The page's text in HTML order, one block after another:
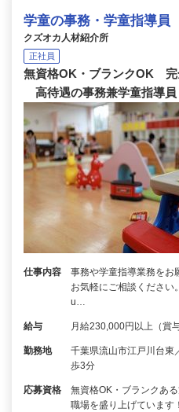
学童の事務・学童指導員
クズオカ人材紹介所
正社員
無資格OK・ブランクOK 完
高待遇の事務兼学童指導員
仕事内容
事務や学童指導業務をお
お気軽にご相談ください
u…
給与 月給230,000円以上（賞
勤務地
千葉県流山市江戸川台東
歩3分
応募資格
無資格OK・ブランクあ
職場を盛り上げています